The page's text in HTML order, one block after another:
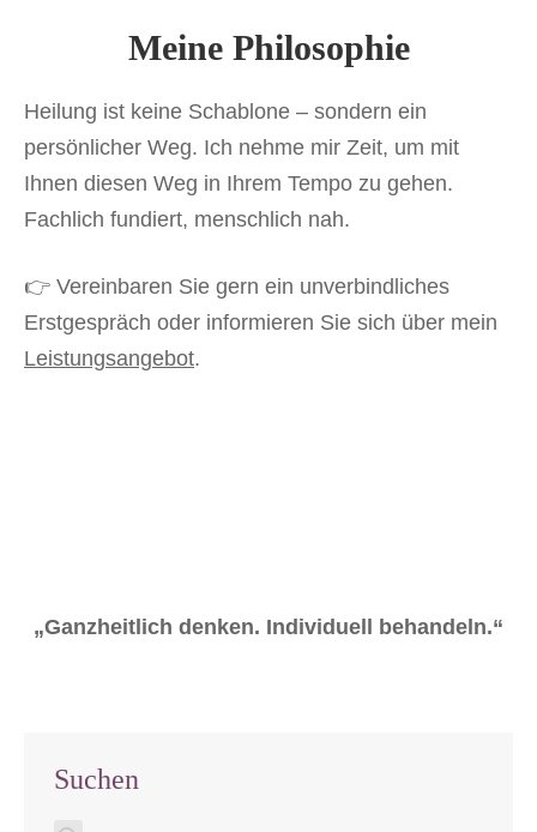
Meine Philosophie
Heilung ist keine Schablone – sondern ein
persönlicher Weg. Ich nehme mir Zeit, um mit
Ihnen diesen Weg in Ihrem Tempo zu gehen.
Fachlich fundiert, menschlich nah.
👉 Vereinbaren Sie gern ein unverbindliches
Erstgespräch oder informieren Sie sich über mein
Leistungsangebot.
„Ganzheitlich denken. Individuell behandeln.“
Suchen